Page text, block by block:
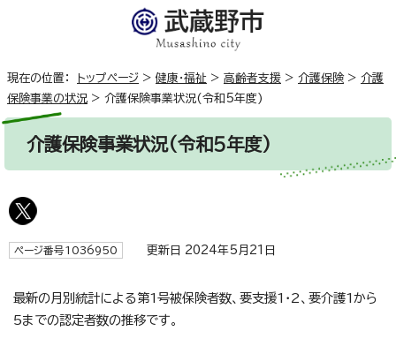
現在の位置： トップページ > 健康・福祉 > 高齢者支援 > 介護保険> 介護
保険事業の状況 > 介護保険事業状況(令和5年度)
介護保険事業状況(令和5年度)
ページ番号1036950 更新日 2024年5月21日
最新の月別統計による第1号被保険者数、要支援1・2、要介護1から
5までの認定者数の推移です。